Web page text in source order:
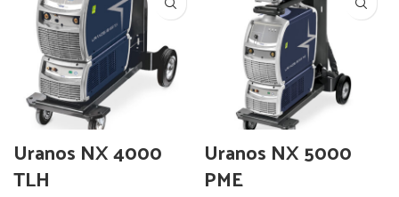
Uranos NX 4000
TLH
Uranos NX 5000
PME